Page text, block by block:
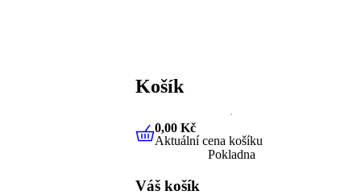
Košík
0,00 KčAktuální cena košíku
0,00 Kč
Aktuální cena košíku
Pokladna
Váš košík